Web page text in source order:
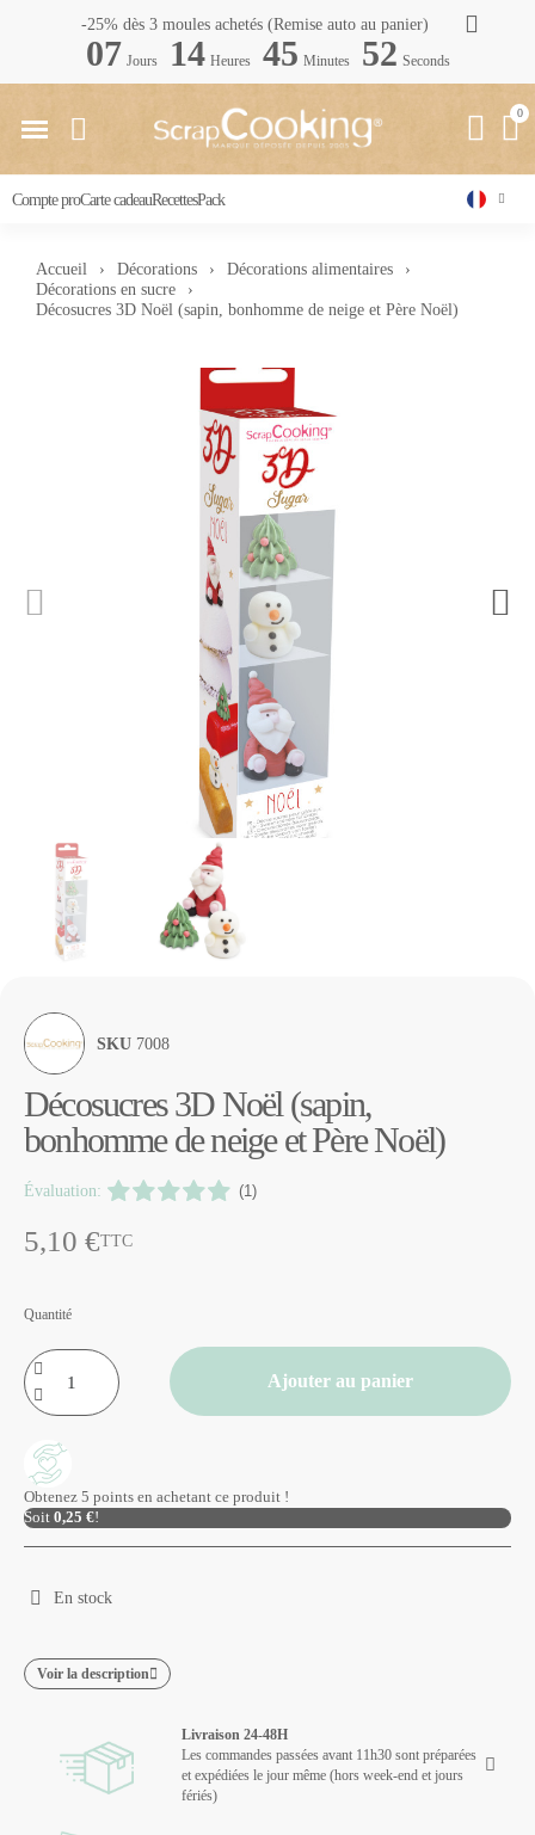
-25% dès 3 moules achetés (Remise auto au panier)
07 Jours 14 Heures 45 Minutes 51 Seconds
Compte proCarte cadeauRecettesPack
Accueil Décorations
Décorations alimentaires
Décorations en sucre
Décosucres 3D Noël (sapin, bonhomme de neige et Père Noël)
SKU 7008
Décosucres 3D Noël (sapin,
bonhomme de neige et Père Noël)
Évaluation: (1)
5,10 €TTC
Quantité
Ajouter au panier
Obtenez 5 points en achetant ce produit !
Soit 0,25 €!
En stock
Voir la description
Livraison 24-48H
Les commandes passées avant 11h30 sont préparées
et expédiées le jour même (hors week-end et jours
fériés)